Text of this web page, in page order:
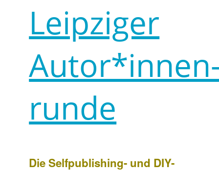
Leipziger
runde
Die Selfpublishing- und DIY-